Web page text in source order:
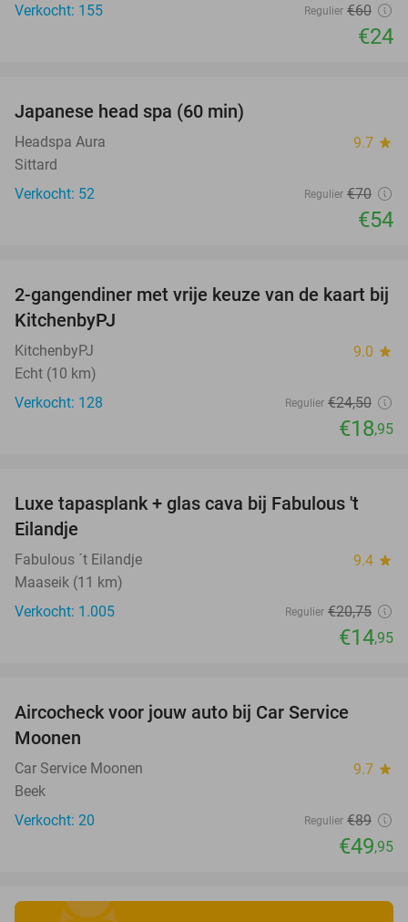
Verkocht: 155
Regulier €60
€24
Japanese head spa (60 min)
Headspa Aura 9.7 star
Sittard
Verkocht: 52
Regulier €70
€54
23%
2-gangendiner met vrije keuze van de kaart bij
KitchenbyPJ
KitchenbyPJ 9.0 star
Echt (10 km)
Verkocht: 128
Regulier €24,50
€18,95
28%
Luxe tapasplank + glas cava bij Fabulous 't
Eilandje
Fabulous ´t Eilandje 9.4 star
Maaseik (11 km)
Verkocht: 1.005
Regulier €20,75
€14,95
Aircocheck voor jouw auto bij Car Service
Moonen
Car Service Moonen 9.7 star
Beek
Verkocht: 20
Regulier €89
€49,95